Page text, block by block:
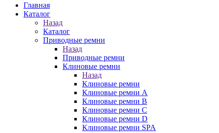
Главная
Каталог
Назад
Каталог
Приводные ремни
Назад
Приводные ремни
Клиновые ремни
Назад
Клиновые ремни
Клиновые ремни A
Клиновые ремни B
Клиновые ремни C
Клиновые ремни D
Клиновые ремни SPA